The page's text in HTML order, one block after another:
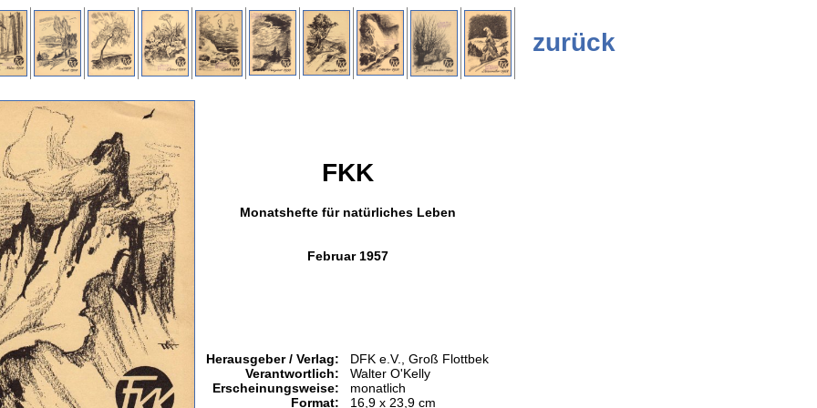
zurück
FKK
Monatshefte für natürliches Leben
Februar 1957
Herausgeber / Verlag:
Verantwortlich:
Erscheinungsweise:
Format:
DFK e.V., Groß Flottbek
Walter O'Kelly
monatlich
16,9 x 23,9 cm